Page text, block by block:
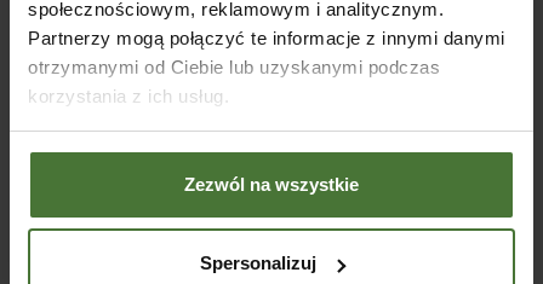
społecznościowym, reklamowym i analitycznym.
Partnerzy mogą połączyć te informacje z innymi danymi
otrzymanymi od Ciebie lub uzyskanymi podczas
korzystania z ich usług.
Zezwól na wszystkie
Spersonalizuj
Od3680,00zł
WYBIERZ OPCJE
Blog